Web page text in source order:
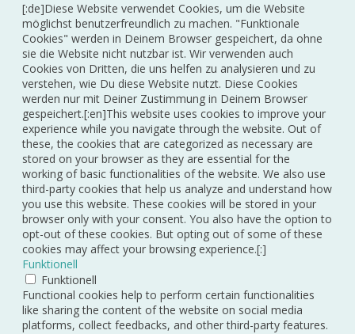
[:de]Diese Website verwendet Cookies, um die Website
möglichst benutzerfreundlich zu machen. "Funktionale
Cookies" werden in Deinem Browser gespeichert, da ohne
sie die Website nicht nutzbar ist. Wir verwenden auch
Cookies von Dritten, die uns helfen zu analysieren und zu
verstehen, wie Du diese Website nutzt. Diese Cookies
werden nur mit Deiner Zustimmung in Deinem Browser
gespeichert.[:en]This website uses cookies to improve your
experience while you navigate through the website. Out of
these, the cookies that are categorized as necessary are
stored on your browser as they are essential for the
working of basic functionalities of the website. We also use
third-party cookies that help us analyze and understand how
you use this website. These cookies will be stored in your
browser only with your consent. You also have the option to
opt-out of these cookies. But opting out of some of these
cookies may affect your browsing experience.[:]
Funktionell
Funktionell
Functional cookies help to perform certain functionalities
like sharing the content of the website on social media
platforms, collect feedbacks, and other third-party features.